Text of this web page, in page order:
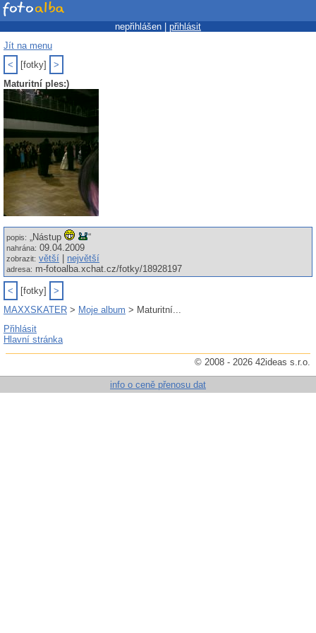
nepřihlášen | přihlásit
Jít na menu
<
[fotky]
>
Maturitní ples:)
popis: „Nástup “
nahrána: 09.04.2009
zobrazit: větší největší
adresa: m-fotoalba.xchat.cz/fotky/18928197
< [fotky]
>
MAXXSKATER > Moje album > Maturitní...
Přihlásit
Hlavní stránka
© 2008 - 2026 42ideas s.r.o.
info o ceně přenosu dat